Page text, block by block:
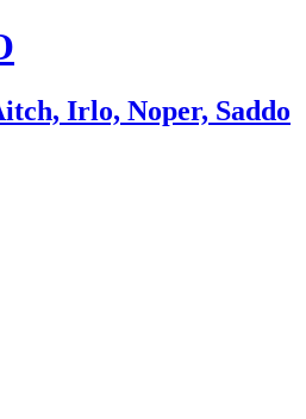
Irlo, Noper, Saddo